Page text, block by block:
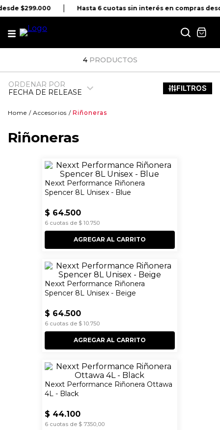
$299.000 Hasta 6 cuotas sin interés en compras
4 PRODUCTOS
ORDENAR POR
FECHA DE RELEASE
Accesorios Riñoneras
Riñoneras
Nexxt Performance Riñonera
Spencer 8L Unisex - Blue
$ 64.500
6cuotas de $ 10.750
AGREGAR AL CARRITO
Nexxt Performance Riñonera
Spencer 8L Unisex - Beige
$ 64.500
6cuotas de $ 10.750
AGREGAR AL CARRITO
Nexxt Performance Riñonera Ottawa
4L - Black
$ 44.100
6cuotas de $ 7350,00